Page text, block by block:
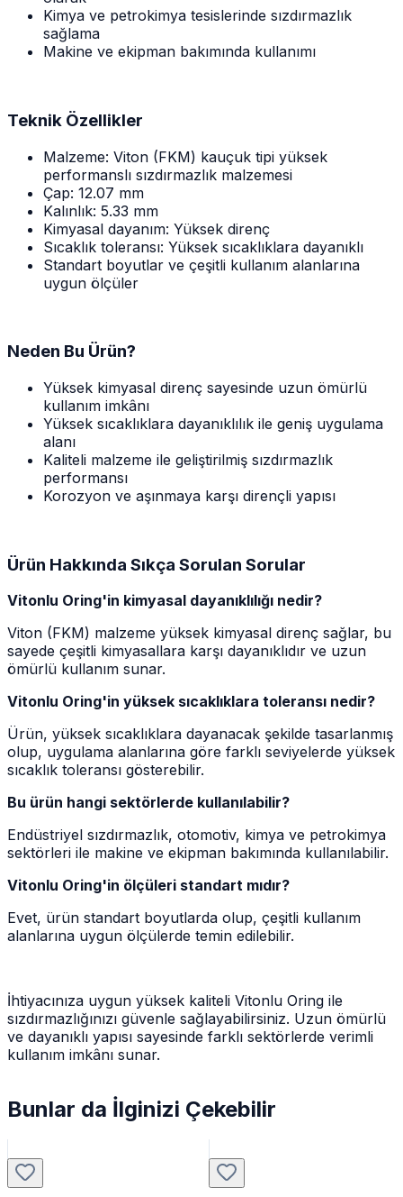
Kimya ve petrokimya tesislerinde sızdırmazlık
sağlama
Makine ve ekipman bakımında kullanımı
Teknik Özellikler
Malzeme: Viton (FKM) kauçuk tipi yüksek
performanslı sızdırmazlık malzemesi
Çap: 12.07 mm
Kalınlık: 5.33 mm
Kimyasal dayanım: Yüksek direnç
Sıcaklık toleransı: Yüksek sıcaklıklara dayanıklı
Standart boyutlar ve çeşitli kullanım alanlarına
uygun ölçüler
Neden Bu Ürün?
Yüksek kimyasal direnç sayesinde uzun ömürlü
kullanım imkânı
Yüksek sıcaklıklara dayanıklılık ile geniş uygulama
alanı
Kaliteli malzeme ile geliştirilmiş sızdırmazlık
performansı
Korozyon ve aşınmaya karşı dirençli yapısı
Ürün Hakkında Sıkça Sorulan Sorular
Vitonlu Oring'in kimyasal dayanıklılığı nedir?
Viton (FKM) malzeme yüksek kimyasal direnç sağlar, bu
sayede çeşitli kimyasallara karşı dayanıklıdır ve uzun
ömürlü kullanım sunar.
Vitonlu Oring'in yüksek sıcaklıklara toleransı nedir?
Ürün, yüksek sıcaklıklara dayanacak şekilde tasarlanmış
olup, uygulama alanlarına göre farklı seviyelerde yüksek
sıcaklık toleransı gösterebilir.
Bu ürün hangi sektörlerde kullanılabilir?
Endüstriyel sızdırmazlık, otomotiv, kimya ve petrokimya
sektörleri ile makine ve ekipman bakımında kullanılabilir.
Vitonlu Oring'in ölçüleri standart mıdır?
Evet, ürün standart boyutlarda olup, çeşitli kullanım
alanlarına uygun ölçülerde temin edilebilir.
İhtiyacınıza uygun yüksek kaliteli Vitonlu Oring ile
sızdırmazlığınızı güvenle sağlayabilirsiniz. Uzun ömürlü
ve dayanıklı yapısı sayesinde farklı sektörlerde verimli
kullanım imkânı sunar.
Bunlar da İlginizi Çekebilir